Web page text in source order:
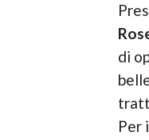
di
Per